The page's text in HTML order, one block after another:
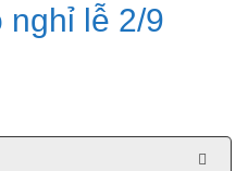
nghỉ lễ 2/9